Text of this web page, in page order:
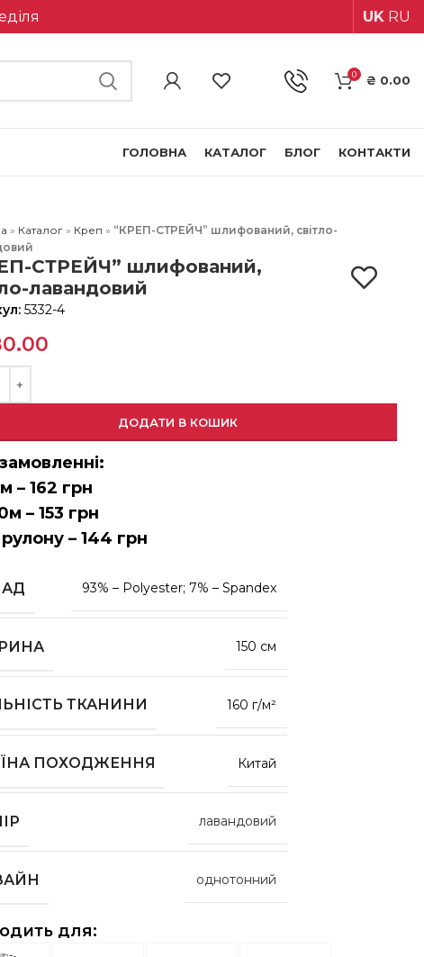
UK RU
0 ₴ 0.00
ГОЛОВНА КАТАЛОГ БЛОГ КОНТАКТИ
» Каталог» Креп » “КРЕП-СТРЕЙЧ” шлифований, світло-
СТРЕЙЧ” шлифований,
лавандовий
5332-4
ДОДАТИ В КОШИК
– 162 грн
– 153 грн
рулону – 144 грн
93% – Polyester; 7% – Spandex
150 см
ТКАНИНИ 160 г/м²
ПОХОДЖЕННЯ Китай
лавандовий
однотонний
для: